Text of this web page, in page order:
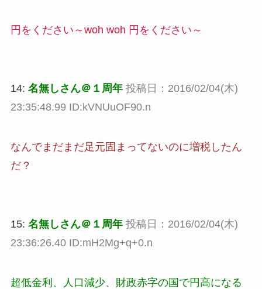
円をください～woh woh 円をください～
14: 名無しさん＠１周年 投稿日：2016/02/04(木)
23:35:48.99 ID:kVNUuOF90.n
なんでまだまだ足元固まってないのに増税したん
だ？
15: 名無しさん＠１周年 投稿日：2016/02/04(木)
23:36:26.40 ID:mH2Mg+q+0.n
超低金利、人口減少、財政赤字の国で円高になる